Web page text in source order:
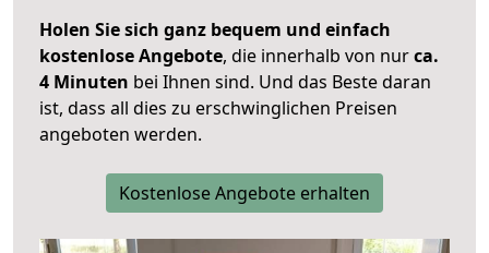
Holen Sie sich ganz bequem und einfach
kostenlose Angebote, die innerhalb von nurca.
4 Minuten bei Ihnen sind. Und das Beste daran
ist, dass all dies zu erschwinglichen Preisen
angeboten werden.
Kostenlose Angebote erhalten